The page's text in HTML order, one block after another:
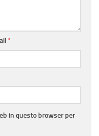
*
in questo browser per